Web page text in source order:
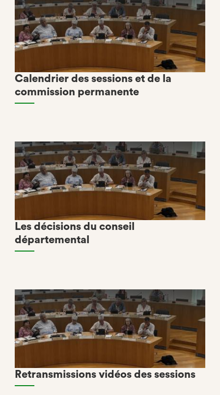
Calendrier des sessions et de la
commission permanente
Les décisions du conseil
départemental
Retransmissions vidéos des sessions